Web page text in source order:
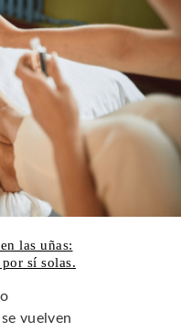
las uñas:
sí solas.
vuelven